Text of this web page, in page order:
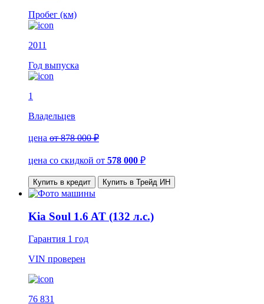
Пробег (км)
2011
Год выпуска
1
Владельцев
цена от 878 000 ₽
цена со скидкой от 578 000 ₽
Купить в кредит Купить в Трейд ИН
Kia Soul 1.6 AT (132 л.с.)
Гарантия 1 год
VIN проверен
76 831